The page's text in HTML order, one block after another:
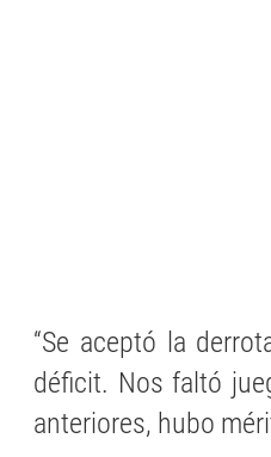
“Se aceptó la
déficit. Nos faltó
anteriores, hubo